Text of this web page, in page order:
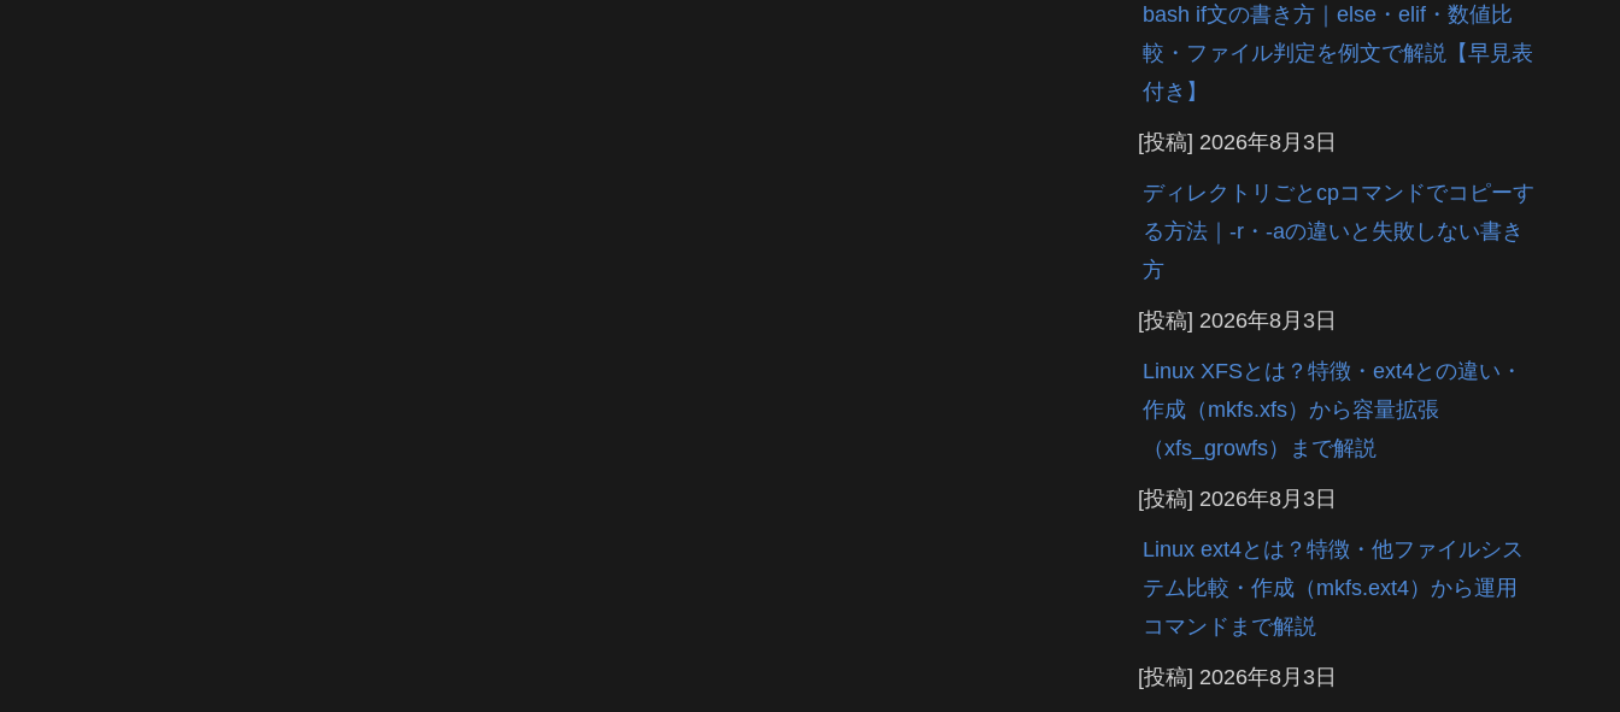
bash if文の書き方｜else・elif・数値比
較・ファイル判定を例文で解説【早見表
付き】
[投稿] 2026年8月3日
ディレクトリごとcpコマンドでコピーす
る方法｜-r・-aの違いと失敗しない書き
方
[投稿] 2026年8月3日
Linux XFSとは？特徴・ext4との違い・
作成（mkfs.xfs）から容量拡張
（xfs_growfs）まで解説
[投稿] 2026年8月3日
Linux ext4とは？特徴・他ファイルシス
テム比較・作成（mkfs.ext4）から運用
コマンドまで解説
[投稿] 2026年8月3日